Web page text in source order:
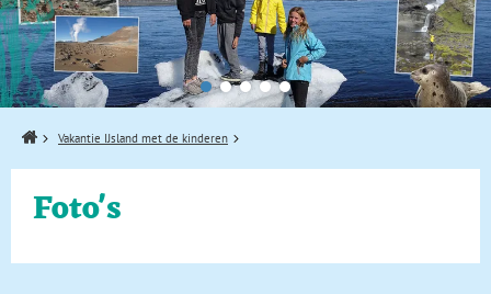
Home Vakantie IJsland met de kinderen
Foto's